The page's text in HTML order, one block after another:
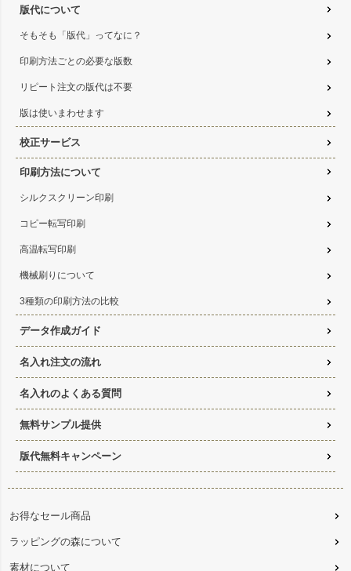
版代について
そもそも「版代」ってなに？
印刷方法ごとの必要な版数
リピート注文の版代は不要
版は使いまわせます
校正サービス
印刷方法について
シルクスクリーン印刷
コピー転写印刷
高温転写印刷
機械刷りについて
3種類の印刷方法の比較
データ作成ガイド
名入れ注文の流れ
名入れのよくある質問
無料サンプル提供
版代無料キャンペーン
お得なセール商品
ラッピングの森について
素材について